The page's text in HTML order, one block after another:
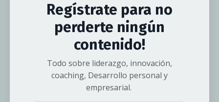
Regístrate para no
perderte ningún
contenido!
Todo sobre liderazgo, innovación,
coaching, Desarrollo personal y
empresarial.